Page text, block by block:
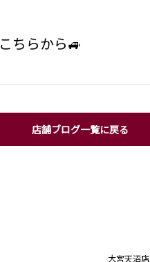
こちらから🚙
店舗ブログ一覧に戻る
大宮天沼店